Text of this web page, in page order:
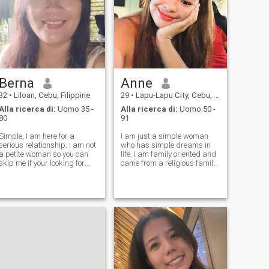
Berna
• Liloan, Cebu, Filippine
Alla ricerca di: Uomo 35 -
I am here for a
relationship. I am not
a petite woman so you can
me if your looking for
Anne
29 • Lapu-Lapu City, Cebu, Filippine
Alla ricerca di: Uomo 50 -
91
I am just a simple woman
who has simple dreams in
life. I am family oriented and
came from a religious family.
Respect is very important. I
do love cooking because
cooking